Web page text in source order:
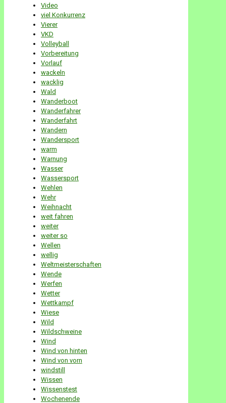
Video
viel Konkurrenz
Vierer
VKD
Volleyball
Vorbereitung
Vorlauf
wackeln
wacklig
Wald
Wanderboot
Wanderfahrer
Wanderfahrt
Wandern
Wandersport
warm
Warnung
Wasser
Wassersport
Wehlen
Wehr
Weihnacht
weit fahren
weiter
weiter so
Wellen
wellig
Weltmeisterschaften
Wende
Werfen
Wetter
Wettkampf
Wiese
Wild
Wildschweine
Wind
Wind von hinten
Wind von vorn
windstill
Wissen
Wissenstest
Wochenende